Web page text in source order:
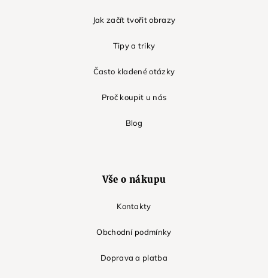
Jak začít tvořit obrazy
Tipy a triky
Často kladené otázky
Proč koupit u nás
Blog
Vše o nákupu
Kontakty
Obchodní podmínky
Doprava a platba